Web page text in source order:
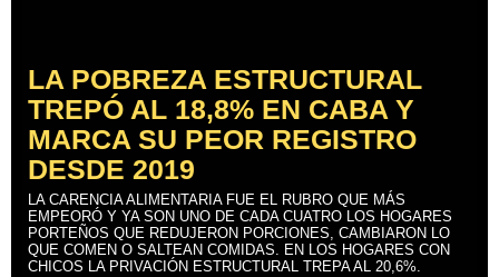
LA POBREZA ESTRUCTURAL
TREPÓ AL 18,8% EN CABA Y
MARCA SU PEOR REGISTRO
DESDE 2019
LA CARENCIA ALIMENTARIA FUE EL RUBRO QUE MÁS
EMPEORÓ Y YA SON UNO DE CADA CUATRO LOS HOGARES
PORTEÑOS QUE REDUJERON PORCIONES, CAMBIARON LO
QUE COMEN O SALTEAN COMIDAS. EN LOS HOGARES CON
CHICOS LA PRIVACIÓN ESTRUCTURAL TREPA AL 20,6%.